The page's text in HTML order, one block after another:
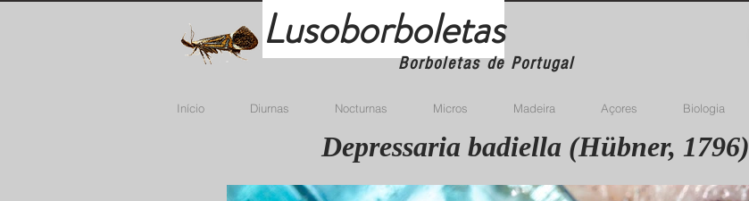
Lusoborboletas
Borboletas de Portugal
Início Diurnas Nocturnas Micros Madeira Açores Biologia
Depressaria badiella (Hübner, 1796)